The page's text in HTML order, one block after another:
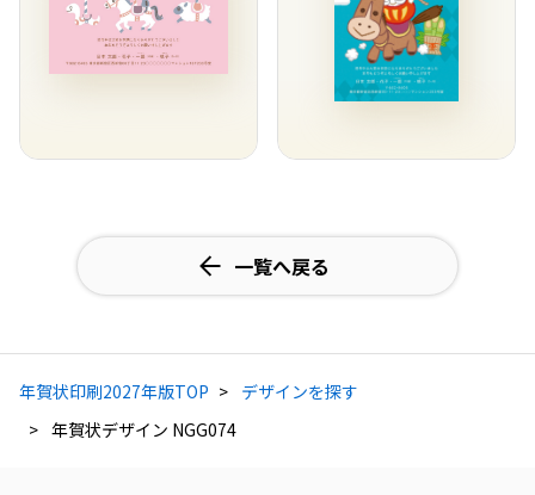
一覧へ戻る
年賀状印刷2027年版TOP
デザインを探す
年賀状デザイン NGG074